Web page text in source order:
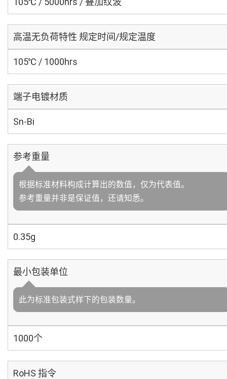
高温无负荷特性 规定时间/规定温度
105℃ / 1000hrs
端子电镀材质
Sn-Bi
参考重量
根据标准材料构成计算出的数值，仅为代表值。
参考重量并非是保证值，还请知悉。
0.35g
最小包装单位
此为标准包装式样下的包装数量。
1000个
RoHS 指令